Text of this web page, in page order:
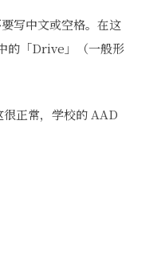
写中文或空格。在这
的「Drive」（一般形
正常，学校的 AAD